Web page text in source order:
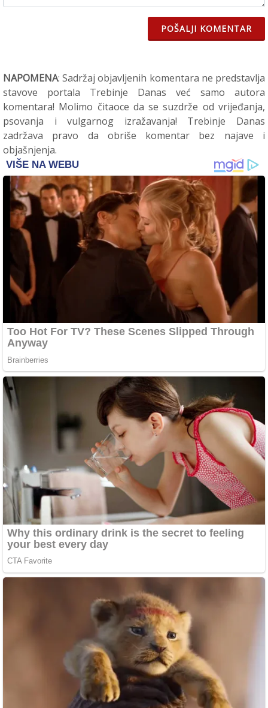
POŠALJI KOMENTAR
NAPOMENA: Sadržaj objavljenih komentara ne predstavlja
stavove portala Trebinje Danas već samo autora
komentara! Molimo čitaoce da se suzdrže od vrijeđanja,
psovanja i vulgarnog izražavanja! Trebinje Danas
zadržava pravo da obriše komentar bez najave i
objašnjenja.